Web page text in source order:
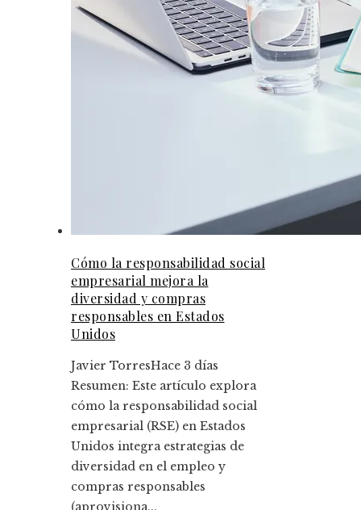
Cómo la responsabilidad social
empresarial mejora la
diversidad y compras
responsables en Estados
Unidos
Javier TorresHace 3 días
Resumen: Este artículo explora
cómo la responsabilidad social
empresarial (RSE) en Estados
Unidos integra estrategias de
diversidad en el empleo y
compras responsables
(aprovisiona...